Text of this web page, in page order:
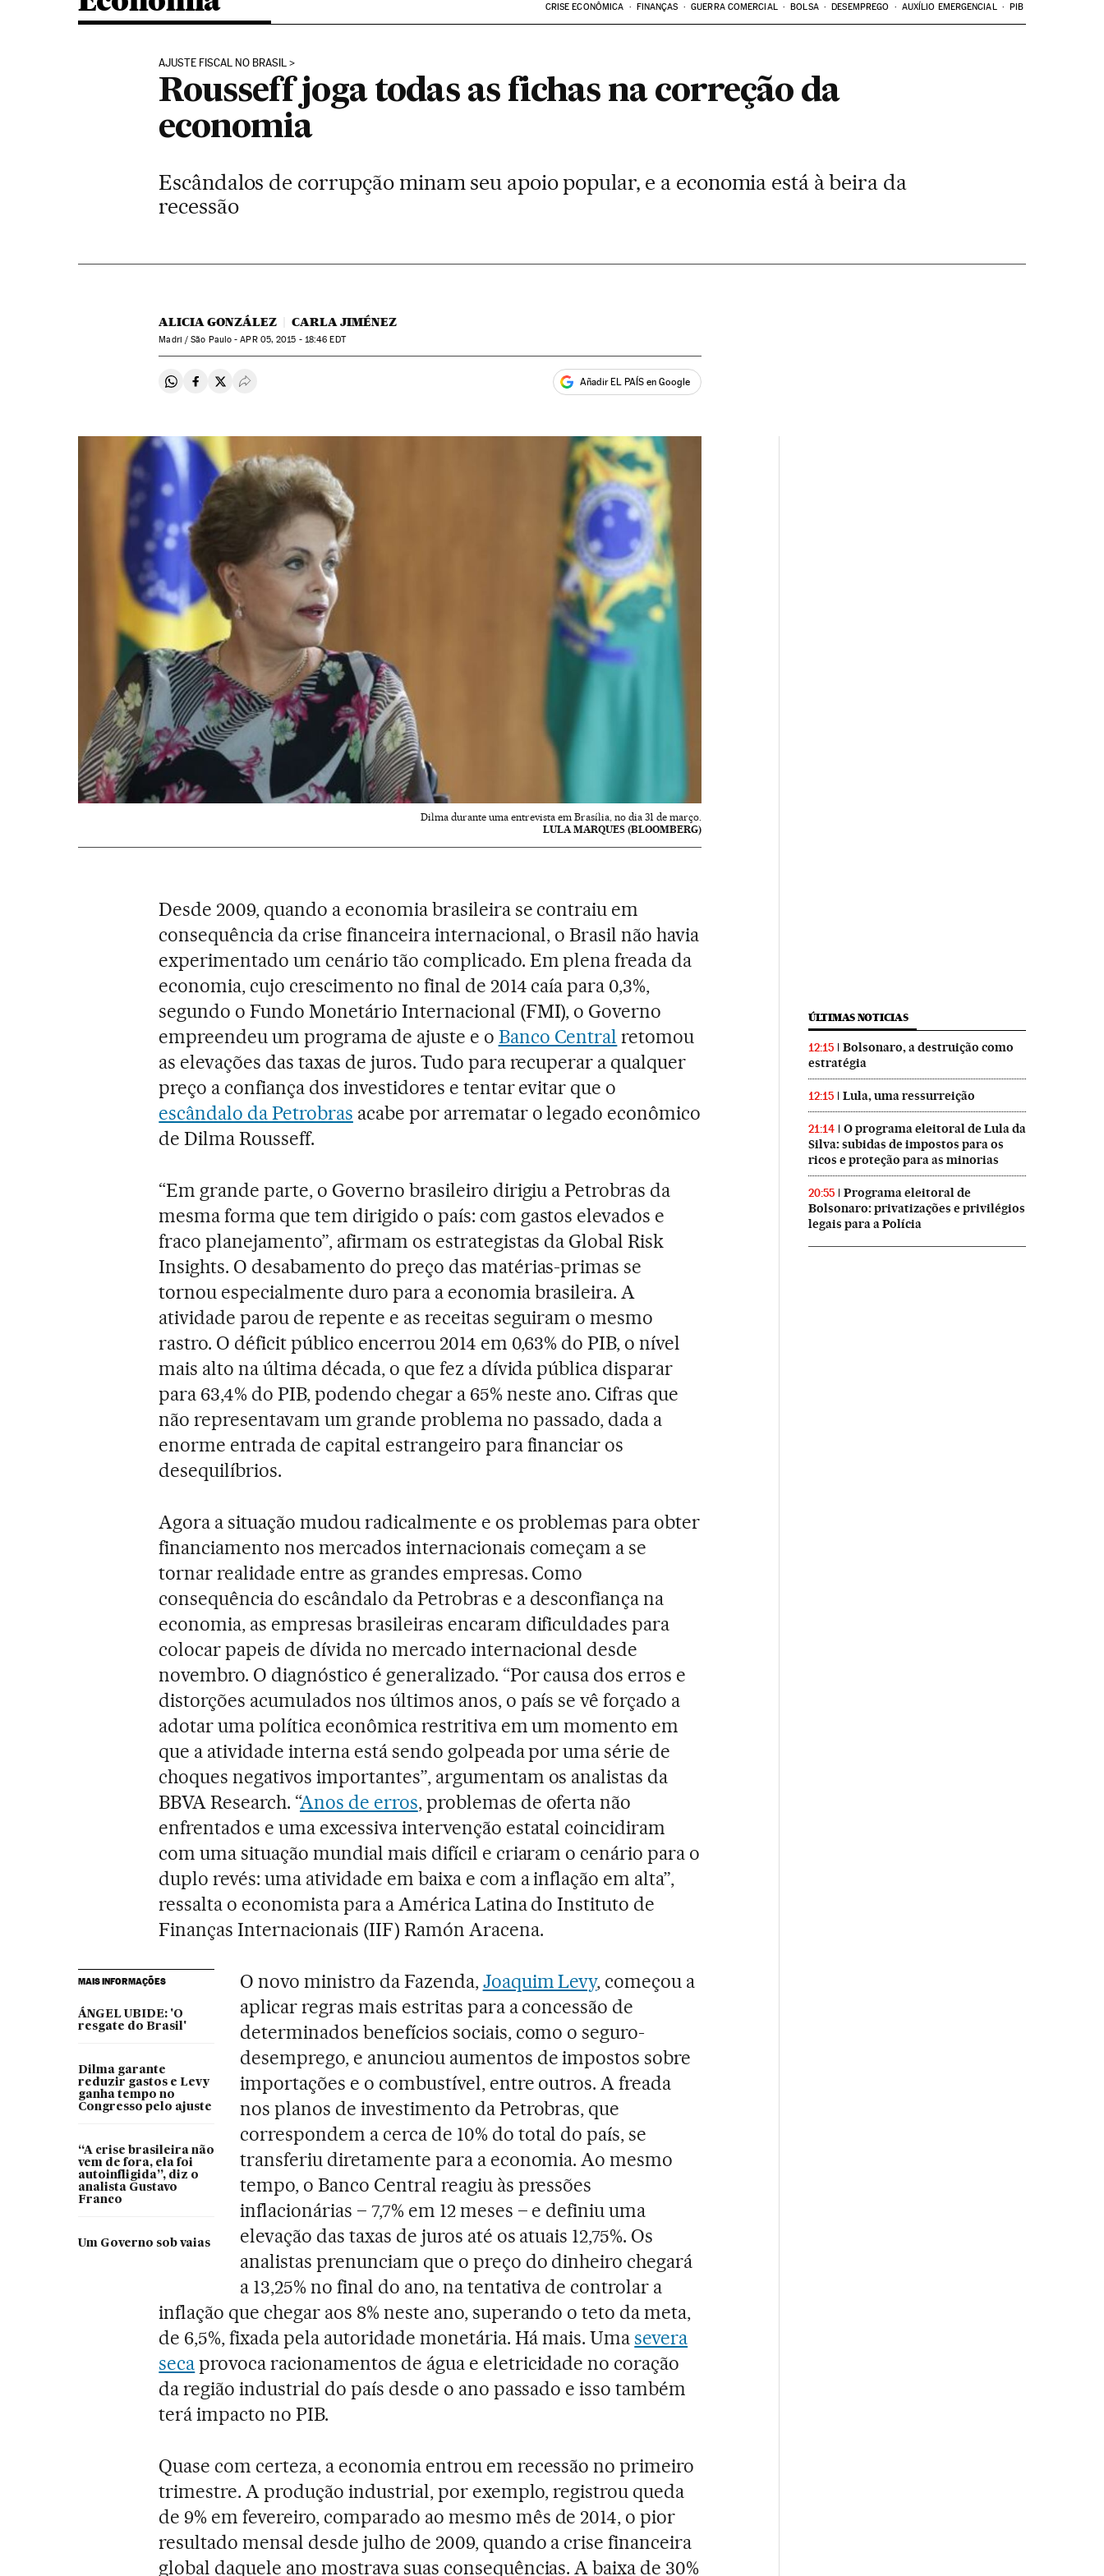
CRISE ECONÔMICA FINANÇAS GUERRA COMERCIAL BOLSA DESEMPREGO AUXÍLIO EMERGENCIAL PIB
AJUSTE FISCAL NO BRASIL
Rousseff joga todas as fichas na correção da
economia
Escândalos de corrupção minam seu apoio popular, e a economia está à beira da
recessão
ALICIA GONZÁLEZ CARLA JIMÉNEZ
Madri / São Paulo -APR05, 2015 - 18:46 EDT
Compartir en Whatsapp
Compartir en Facebook
Compartir en Twitter
Desplegar Redes Sociales Añadir EL PAÍS en Google
Dilma durante uma entrevista em Brasília, no dia 31 de março.
LULA MARQUES (BLOOMBERG)
Desde 2009, quando a economia brasileira se contraiu em
consequência da crise financeira internacional, o Brasil não havia
experimentado um cenário tão complicado. Em plena freada da
economia, cujo crescimento no final de 2014 caía para 0,3%,
segundo o Fundo Monetário Internacional (FMI), o Governo
empreendeu um programa de ajuste e o Banco Central retomou
as elevações das taxas de juros. Tudo para recuperar a qualquer
preço a confiança dos investidores e tentar evitar que o
escândalo da Petrobras acabe por arrematar o legado econômico
de Dilma Rousseff.
“Em grande parte, o Governo brasileiro dirigiu a Petrobras da
mesma forma que tem dirigido o país: com gastos elevados e
fraco planejamento”, afirmam os estrategistas da Global Risk
Insights. O desabamento do preço das matérias-primas se
tornou especialmente duro para a economia brasileira. A
atividade parou de repente e as receitas seguiram o mesmo
rastro. O déficit público encerrou 2014 em 0,63% do PIB, o nível
mais alto na última década, o que fez a dívida pública disparar
para 63,4% do PIB, podendo chegar a 65% neste ano. Cifras que
não representavam um grande problema no passado, dada a
enorme entrada de capital estrangeiro para financiar os
desequilíbrios.
Agora a situação mudou radicalmente e os problemas para obter
financiamento nos mercados internacionais começam a se
tornar realidade entre as grandes empresas. Como
consequência do escândalo da Petrobras e a desconfiança na
economia, as empresas brasileiras encaram dificuldades para
colocar papeis de dívida no mercado internacional desde
novembro. O diagnóstico é generalizado. “Por causa dos erros e
distorções acumulados nos últimos anos, o país se vê forçado a
adotar uma política econômica restritiva em um momento em
que a atividade interna está sendo golpeada por uma série de
choques negativos importantes”, argumentam os analistas da
BBVA Research. “Anos de erros, problemas de oferta não
enfrentados e uma excessiva intervenção estatal coincidiram
com uma situação mundial mais difícil e criaram o cenário para o
duplo revés: uma atividade em baixa e com a inflação em alta”,
ressalta o economista para a América Latina do Instituto de
Finanças Internacionais (IIF) Ramón Aracena.
MAIS INFORMAÇÕES
ÁNGEL UBIDE: 'O
resgate do Brasil'
Dilma garante
reduzir gastos e Levy
ganha tempo no
Congresso pelo ajuste
“A crise brasileira não
vem de fora, ela foi
autoinfligida”, diz o
analista Gustavo
Franco
Um Governo sob vaias
O novo ministro da Fazenda,Joaquim Levy, começou a
aplicar regras mais estritas para a concessão de
determinados benefícios sociais, como o seguro-
desemprego, e anunciou aumentos de impostos sobre
importações e o combustível, entre outros. A freada
nos planos de investimento da Petrobras, que
correspondem a cerca de 10% do total do país, se
transferiu diretamente para a economia. Ao mesmo
tempo, o Banco Central reagiu às pressões
inflacionárias – 7,7% em 12 meses – e definiu uma
elevação das taxas de juros até os atuais 12,75%. Os
analistas prenunciam que o preço do dinheiro chegará
a 13,25% no final do ano, na tentativa de controlar a
inflação que chegar aos 8% neste ano, superando o teto da meta,
de 6,5%, fixada pela autoridade monetária. Há mais. Umasevera
secaprovoca racionamentos de água e eletricidade no coração
da região industrial do país desde o ano passado e isso também
terá impacto no PIB.
Quase com certeza, a economia entrou em recessão no primeiro
trimestre. A produção industrial, por exemplo, registrou queda
de 9% em fevereiro, comparado ao mesmo mês de 2014, o pior
resultado mensal desde julho de 2009, quando a crise financeira
global daquele ano mostrava suas consequências. A baixa de 30%
ÚLTIMAS NOTICIAS
12:15
Bolsonaro, a destruição como
estratégia
12:15 Lula, uma ressurreição
21:14
O programa eleitoral de Lula da
Silva: subidas de impostos para os
ricos e proteção para as minorias
20:55
Programa eleitoral de
Bolsonaro: privatizações e privilégios
legais para a Polícia